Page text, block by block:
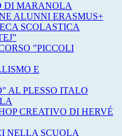
DI MARANOLA
ALUNNI ERASMUS+
SCOLASTICA
"PICCOLI
E
AL PLESSO ITALO
CREATIVO DI HERVÉ
NELLA SCUOLA